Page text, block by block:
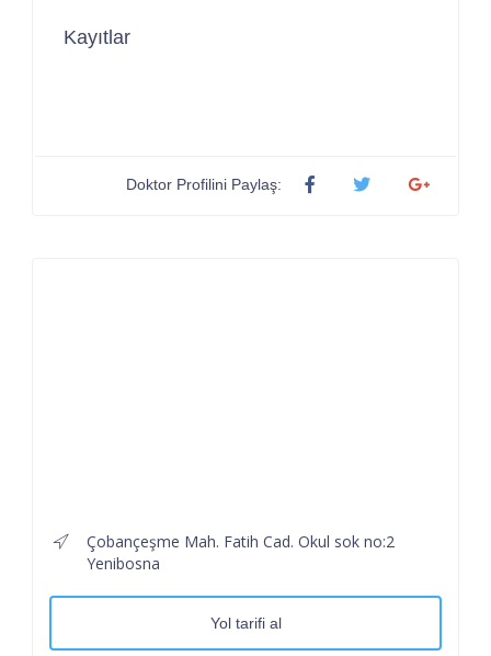
Kayıtlar
Doktor Profilini Paylaş:
Çobançeşme Mah. Fatih Cad. Okul sok no:2
Yenibosna
Yol tarifi al